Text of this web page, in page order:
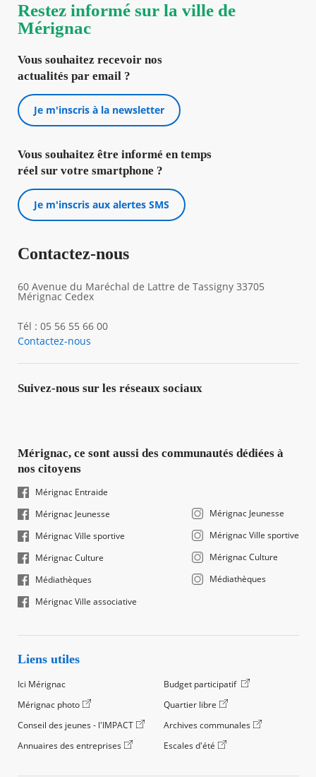
Restez informé sur la ville de
Mérignac
Vous souhaitez recevoir nos
actualités par email ?
Je m'inscris à la newsletter
Vous souhaitez être informé en temps
réel sur votre smartphone ?
Je m'inscris aux alertes SMS
Contactez-nous
60 Avenue du Maréchal de Lattre de Tassigny 33705
Mérignac Cedex
Tél : 05 56 55 66 00
Contactez-nous
Suivez-nous sur les réseaux sociaux
Mérignac, ce sont aussi des communautés dédiées à
nos citoyens
Mérignac Entraide
Mérignac Jeunesse
Mérignac Ville sportive
Mérignac Culture
Médiathèques
Mérignac Ville associative
Mérignac Jeunesse
Mérignac Ville sportive
Mérignac Culture
Médiathèques
Liens utiles
Ici Mérignac
Budget participatif
Mérignac photo
Quartier libre
Conseil des jeunes - l'IMPACT
Archives communales
Annuaires des entreprises
Escales d'été